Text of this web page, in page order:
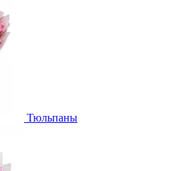
Тюльпаны